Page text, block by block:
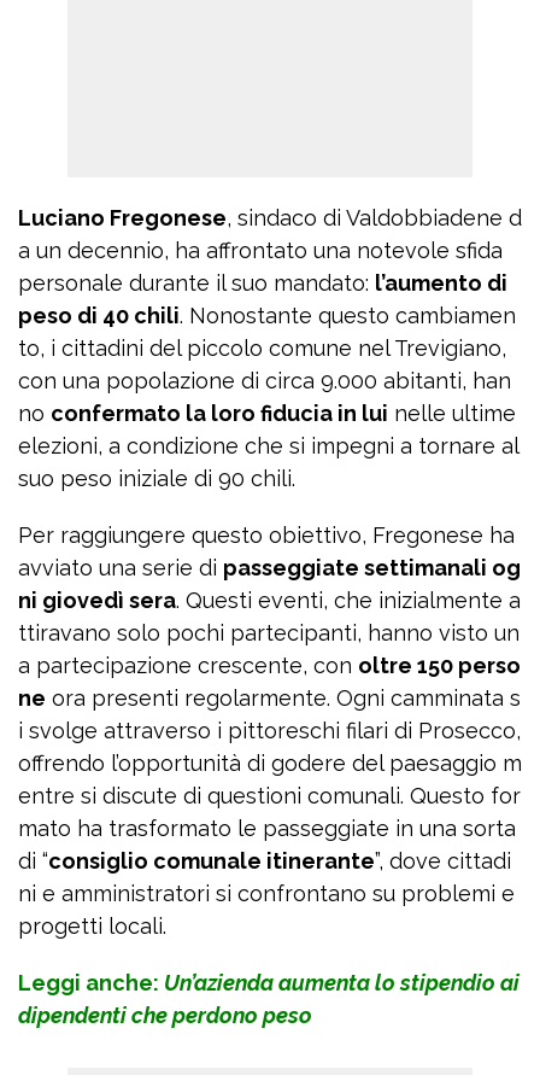
Luciano Fregonese, sindaco di Valdobbiadene d
a un decennio, ha affrontato una notevole sfida
personale durante il suo mandato: l’aumento di
peso di 40 chili. Nonostante questo cambiamen
to, i cittadini del piccolo comune nel Trevigiano,
con una popolazione di circa 9.000 abitanti, han
no confermato la loro fiducia in lui nelle ultime
elezioni, a condizione che si impegni a tornare al
suo peso iniziale di 90 chili.
Per raggiungere questo obiettivo, Fregonese ha
avviato una serie di passeggiate settimanali og
ni giovedì sera. Questi eventi, che inizialmente a
ttiravano solo pochi partecipanti, hanno visto un
a partecipazione crescente, con oltre 150 perso
ne ora presenti regolarmente. Ogni camminata s
i svolge attraverso i pittoreschi filari di Prosecco,
offrendo l’opportunità di godere del paesaggio m
entre si discute di questioni comunali. Questo for
mato ha trasformato le passeggiate in una sorta
di “consiglio comunale itinerante”, dove cittadi
ni e amministratori si confrontano su problemi e
progetti locali.
Leggi anche: Un’azienda aumenta lo stipendio ai
dipendenti che perdono peso